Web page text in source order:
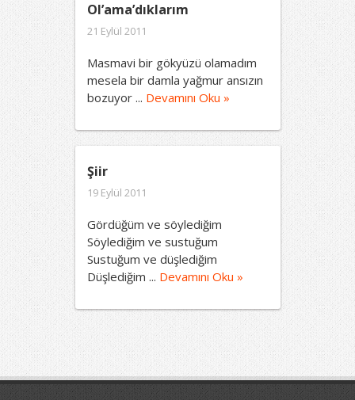
Ol’ama’dıklarım
21 Eylül 2011
Masmavi bir gökyüzü olamadım
mesela bir damla yağmur ansızın
bozuyor ... Devamını Oku »
Şiir
19 Eylül 2011
Gördüğüm ve söylediğim
Söylediğim ve sustuğum
Sustuğum ve düşlediğim
Düşlediğim ... Devamını Oku »